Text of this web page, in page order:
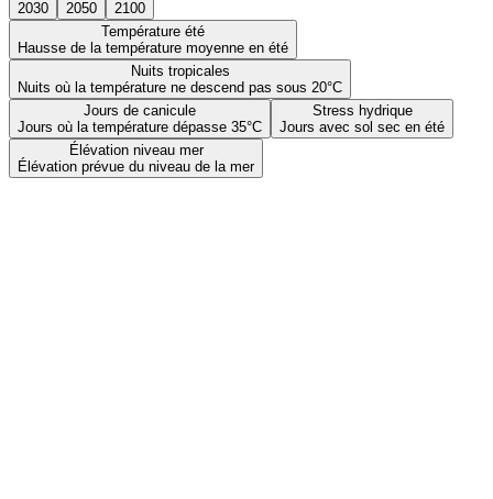
2030 2050
2100
Température été
Hausse de la température moyenne en été
Nuits tropicales
Nuits où la température ne descend pas sous 20°C
Jours de canicule
Jours où la température dépasse 35°C
Stress hydrique
Jours avec sol sec en été
Élévation niveau mer
Élévation prévue du niveau de la mer